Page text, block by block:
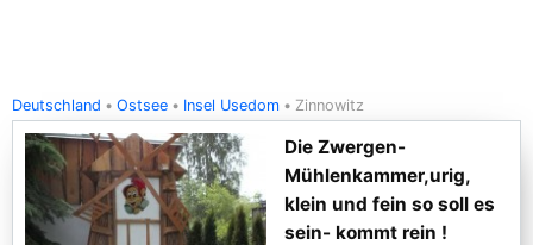
Deutschland Ostsee Insel Usedom Zinnowitz
Die Zwergen-
Mühlenkammer,urig,
klein und fein so soll es
sein- kommt rein !